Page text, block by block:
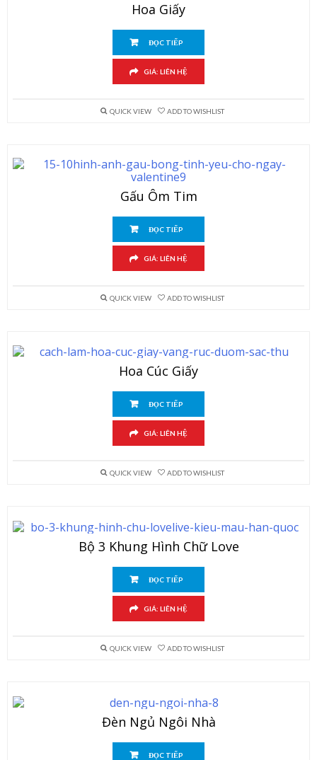
Hoa Giấy
ĐỌC TIẾP
GIÁ: LIÊN HỆ
QUICK VIEW ADD TO WISHLIST
Gấu Ôm Tim
ĐỌC TIẾP
GIÁ: LIÊN HỆ
QUICK VIEW ADD TO WISHLIST
Hoa Cúc Giấy
ĐỌC TIẾP
GIÁ: LIÊN HỆ
QUICK VIEW ADD TO WISHLIST
Bộ 3 Khung Hình Chữ Love
ĐỌC TIẾP
GIÁ: LIÊN HỆ
QUICK VIEW ADD TO WISHLIST
Đèn Ngủ Ngôi Nhà
ĐỌC TIẾP